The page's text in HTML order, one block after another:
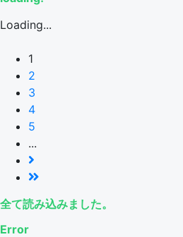
Loading...
1
2
3
4
5
...
全て読み込みました。
Error